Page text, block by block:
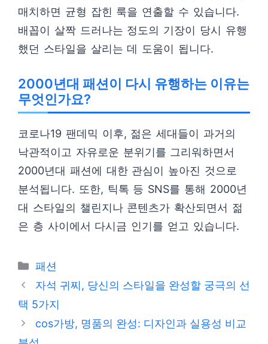
매치하면 균형 잡힌 룩을 연출할 수 있습니다.
배꼽이 살짝 드러나는 정도의 기장이 당시 유행
했던 스타일을 살리는 데 도움이 됩니다.
2000년대 패션이 다시 유행하는 이유는
무엇인가요?
코로나19 팬데믹 이후, 젊은 세대들이 과거의
낙관적이고 자유로운 분위기를 그리워하면서
2000년대 패션에 대한 관심이 높아진 것으로
분석됩니다. 또한, 틱톡 등 SNS를 통해 2000년
대 스타일의 챌린지나 콘텐츠가 확산되면서 젊
은 층 사이에서 다시금 인기를 얻고 있습니다.
카
테
리
패션
자석 귀찌, 당신의 스타일을 완성할 궁극의 선
택 5가지
cos가방, 명품의 완성: 디자인과 실용성 비교